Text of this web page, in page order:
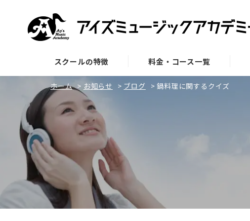
スクールの特徴 料金・コース一覧
ホーム > お知らせ > ブログ >鍋料理に関するクイズ